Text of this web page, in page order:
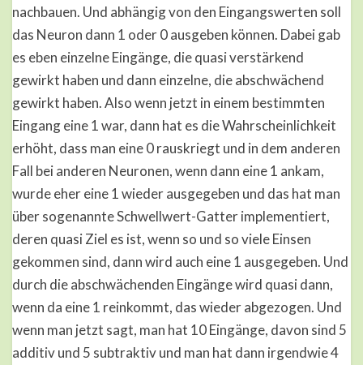
nachbauen. Und abhängig von den Eingangswerten soll
das Neuron dann 1 oder 0 ausgeben können. Dabei gab
es eben einzelne Eingänge, die quasi verstärkend
gewirkt haben und dann einzelne, die abschwächend
gewirkt haben. Also wenn jetzt in einem bestimmten
Eingang eine 1 war, dann hat es die Wahrscheinlichkeit
erhöht, dass man eine 0 rauskriegt und in dem anderen
Fall bei anderen Neuronen, wenn dann eine 1 ankam,
wurde eher eine 1 wieder ausgegeben und das hat man
über sogenannte Schwellwert-Gatter implementiert,
deren quasi Ziel es ist, wenn so und so viele Einsen
gekommen sind, dann wird auch eine 1 ausgegeben. Und
durch die abschwächenden Eingänge wird quasi dann,
wenn da eine 1 reinkommt, das wieder abgezogen. Und
wenn man jetzt sagt, man hat 10 Eingänge, davon sind 5
additiv und 5 subtraktiv und man hat dann irgendwie 4